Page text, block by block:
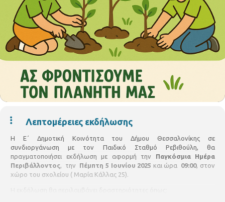
Λεπτομέρειες εκδήλωσης
Η Ε΄ Δημοτική Κοινότητα του Δήμου Θεσσαλονίκης σε
συνδιοργάνωση με τον Παιδικό Σταθμό Ρεβιθούλη, θα
πραγματοποιήσει εκδήλωση με αφορμή την
Παγκόσμια Ημέρα
Περιβάλλοντος, την Πέμπτη 5 Ιουνίου 2025 και ώρα 09:00, στον
χώρο του σχολείου ( Μαρία Κάλλας 25).